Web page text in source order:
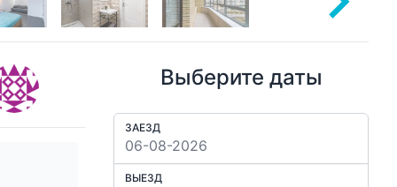
Выберите даты
ЗАЕЗД
ВЫЕЗД